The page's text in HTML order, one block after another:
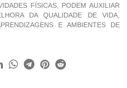
FÍSICAS, PODEM AUXILIAR
DA QUALIDADE DE VIDA,
E AMBIENTES DE